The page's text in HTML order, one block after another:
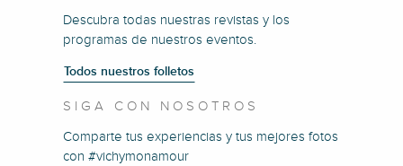
Descubra todas nuestras revistas y los
programas de nuestros eventos.
Todos nuestros folletos
SIGA CON NOSOTROS
Comparte tus experiencias y tus mejores fotos
con #vichymonamour